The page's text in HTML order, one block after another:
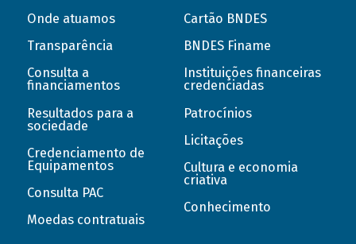
Onde atuamos
Transparência
Consulta a
financiamentos
Resultados para a
sociedade
Credenciamento de
Equipamentos
Consulta PAC
Moedas contratuais
Cartão BNDES
BNDES Finame
Instituições financeiras
credenciadas
Patrocínios
Licitações
Cultura e economia
criativa
Conhecimento